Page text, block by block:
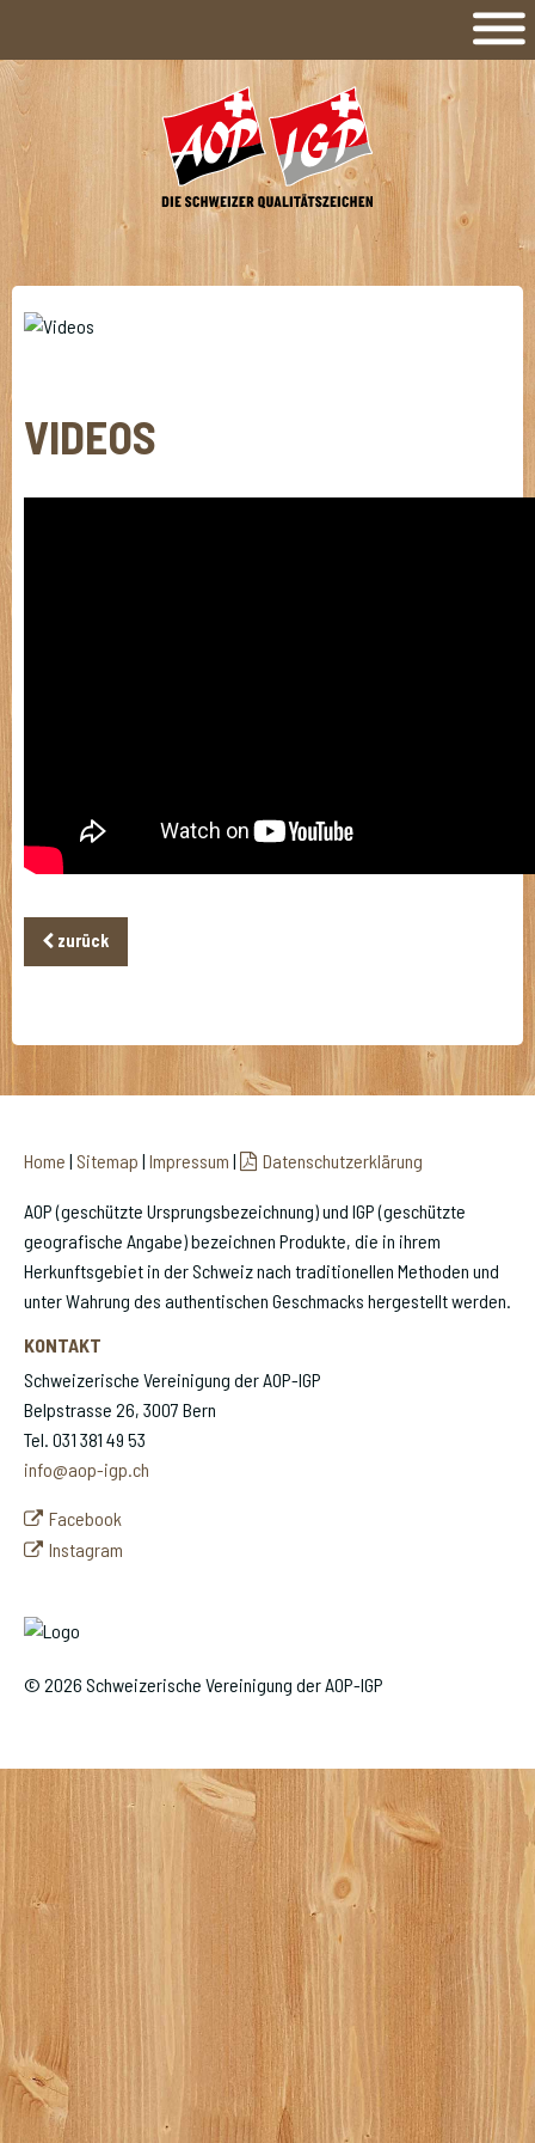
VIDEOS
zurück
Home | Sitemap | Impressum | Datenschutzerklärung
AOP (geschützte Ursprungsbezeichnung) und IGP (geschützte
geografische Angabe) bezeichnen Produkte, die in ihrem
Herkunftsgebiet in der Schweiz nach traditionellen Methoden und
unter Wahrung des authentischen Geschmacks hergestellt werden.
KONTAKT
Schweizerische Vereinigung der AOP-IGP
Belpstrasse 26, 3007 Bern
Tel. 031 381 49 53
info@aop-igp.ch
Facebook
Instagram
© 2026 Schweizerische Vereinigung der AOP-IGP